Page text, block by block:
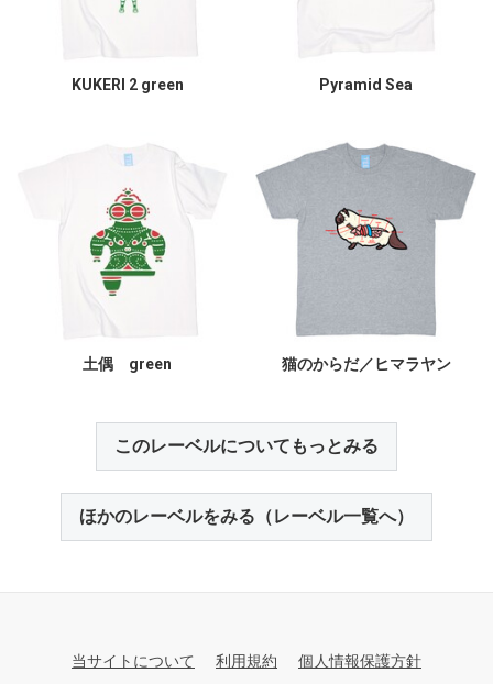
KUKERI 2 green Pyramid Sea
土偶 green 猫のからだ／ヒマラヤン
このレーベルについてもっとみる
ほかのレーベルをみる（レーベル一覧へ）
当サイトについて 利用規約 個人情報保護方針